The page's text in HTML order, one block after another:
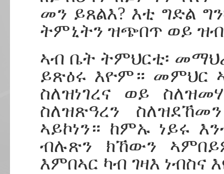
መን ይጸልእ? እቲ ግድል
ትምኒትን ዝጭበጥ ወይ
ኣብ ቤት ትምህርቲ፡
ይጽዕሩ እዮም። መምህር
ስለዝነገረና ወይ
ስለዝጽዓረን
ኣይኮነን። ከምኡ ነይሩ
ብሉጽን ክኸውን
እምበኣር ካብ ገዛእ ነብስና